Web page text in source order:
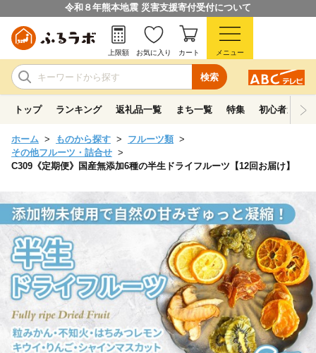
令和８年熊本地震 災害支援寄付受付について
検索
上限額 お気に入り カート メニュー
トップ ランキング 返礼品一覧 まち一覧 特集 初心者ガイド
ホーム ものから探す
フルーツ類
その他フルーツ・詰合せ
C309《定期便》国産無添加6種の半生ドライフルーツ【12回お届け】